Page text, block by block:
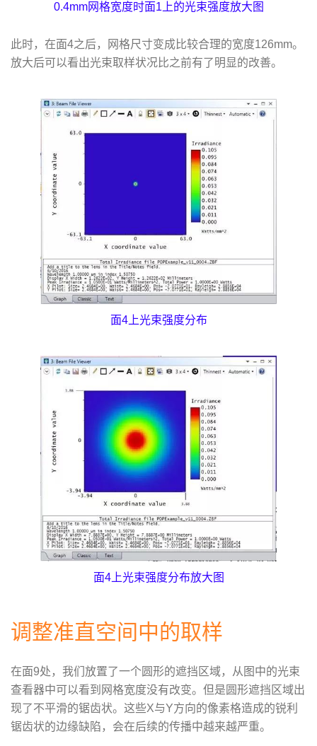
0.4mm网格宽度时面1上的光束强度放大图
此时，在面4之后，网格尺寸变成比较合理的宽度126mm。
放大后可以看出光束取样状况比之前有了明显的改善。
面4上光束强度分布
面4上光束强度分布放大图
调整准直空间中的取样
在面9处，我们放置了一个圆形的遮挡区域，从图中的光束
查看器中可以看到网格宽度没有改变。但是圆形遮挡区域出
现了不平滑的锯齿状。这些X与Y方向的像素格造成的锐利
锯齿状的边缘缺陷，会在后续的传播中越来越严重。